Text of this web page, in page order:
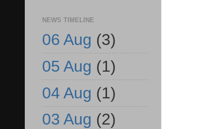
NEWS TIMELINE
06 Aug (3)
05 Aug (1)
04 Aug (1)
03 Aug (2)